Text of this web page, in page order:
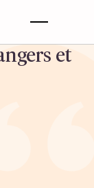
et